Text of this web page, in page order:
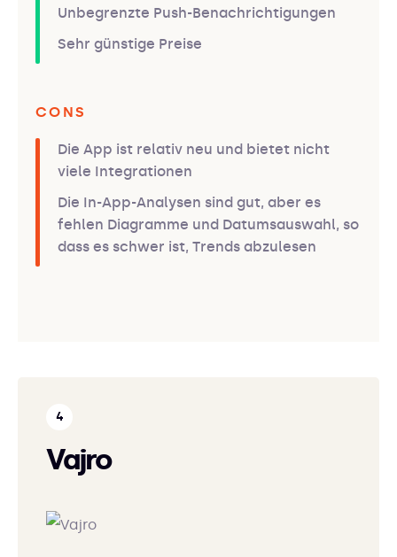
Unbegrenzte Push-Benachrichtigungen
Sehr günstige Preise
CONS
Die App ist relativ neu und bietet nicht
viele Integrationen
Die In-App-Analysen sind gut, aber es
fehlen Diagramme und Datumsauswahl, so
dass es schwer ist, Trends abzulesen
Vajro